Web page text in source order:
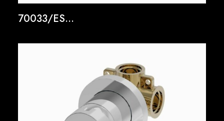
70033/ES...